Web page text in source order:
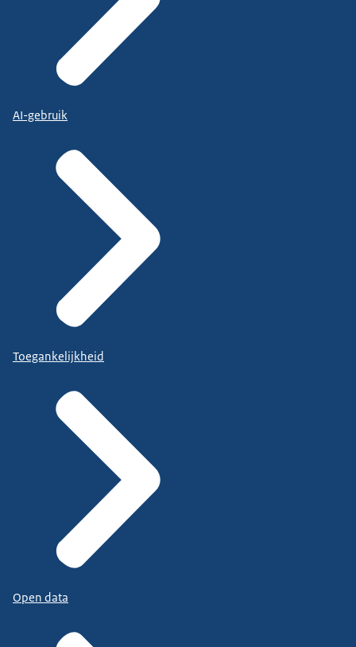
AI-gebruik
Toegankelijkheid
Open data